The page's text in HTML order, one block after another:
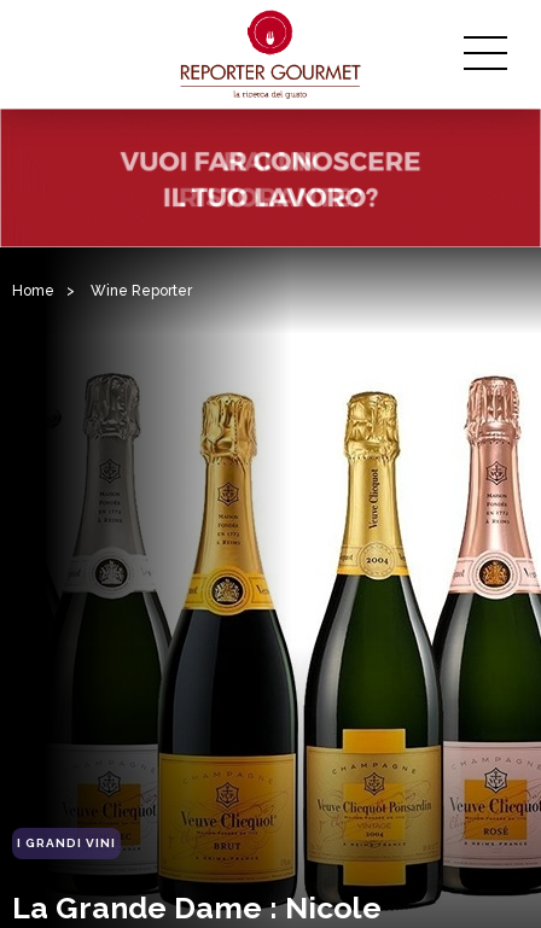
Home > Wine Reporter
I GRANDI VINI
La Grande Dame : Nicole